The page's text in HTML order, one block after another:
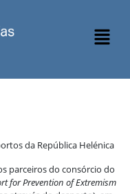
da República Helénica
parceiros do consórcio do
for Prevention of Extremism